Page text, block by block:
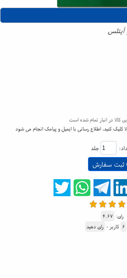
آیتلس
کالا در انبار تمام شده است
کنید، اطلاع رسانی با ایمیل و پیامک انجام می شود
جلد
ثبت سفارش
رای: ۴.۶۷
۶ کاربر - رای دهید